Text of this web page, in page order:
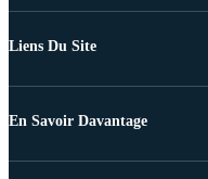
Liens Du Site
En Savoir Davantage